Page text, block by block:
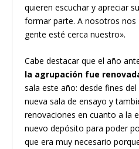
quieren escuchar y apreciar
formar parte. A nosotros nos
gente esté cerca nuestro».
Cabe destacar que el año
la agrupación fue
sala este año: desde fines
nueva sala de ensayo y
renovaciones en cuanto a la
nuevo depósito para poder
que era muy necesario